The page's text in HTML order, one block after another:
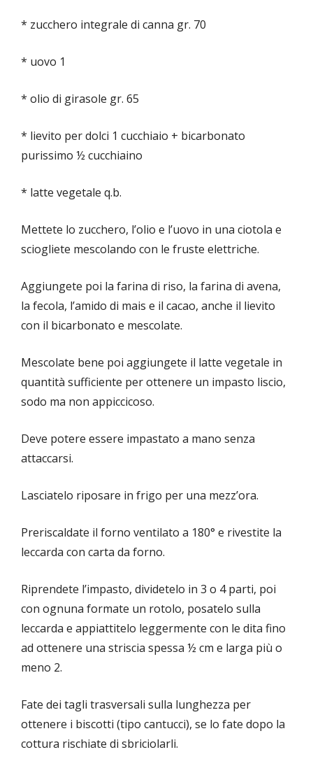
* zucchero integrale di canna gr. 70
* uovo 1
* olio di girasole gr. 65
* lievito per dolci 1 cucchiaio + bicarbonato
purissimo ½ cucchiaino
* latte vegetale q.b.
Mettete lo zucchero, l’olio e l’uovo in una ciotola e
sciogliete mescolando con le fruste elettriche.
Aggiungete poi la farina di riso, la farina di avena,
la fecola, l’amido di mais e il cacao, anche il lievito
con il bicarbonato e mescolate.
Mescolate bene poi aggiungete il latte vegetale in
quantità sufficiente per ottenere un impasto liscio,
sodo ma non appiccicoso.
Deve potere essere impastato a mano senza
attaccarsi.
Lasciatelo riposare in frigo per una mezz’ora.
Preriscaldate il forno ventilato a 180° e rivestite la
leccarda con carta da forno.
Riprendete l’impasto, dividetelo in 3 o 4 parti, poi
con ognuna formate un rotolo, posatelo sulla
leccarda e appiattitelo leggermente con le dita fino
ad ottenere una striscia spessa ½ cm e larga più o
meno 2.
Fate dei tagli trasversali sulla lunghezza per
ottenere i biscotti (tipo cantucci), se lo fate dopo la
cottura rischiate di sbriciolarli.